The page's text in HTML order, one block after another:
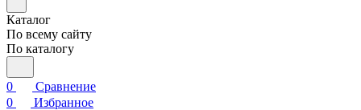
Каталог
По всему сайту
По каталогу
0
Сравнение
0
Избранное